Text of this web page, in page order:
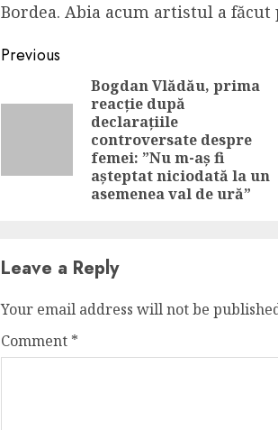
Bordea. Abia acum artistul a
Continue
Reading
Previous
Bogdan Vlădău, prima
reacție după
declarațiile
controversate despre
femei: ”Nu m-aș fi
așteptat niciodată la un
asemenea val de ură”
Leave a Reply
Your email address will not be
Comment *